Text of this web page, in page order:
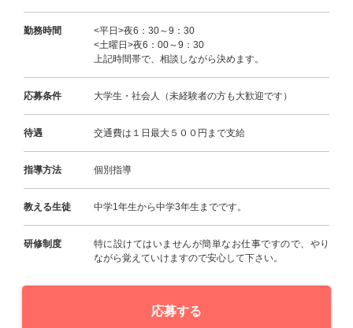
勤務時間
<平日>夜6：30～9：30
<土曜日>夜6：00～9：30
上記時間帯で、相談しながら決めます。
応募条件 大学生・社会人（未経験者の方も大歓迎です）
待遇 交通費は１日最大５００円まで支給
指導方法 個別指導
教える生徒 中学1年生から中学3年生までです。
研修制度
特に設けてはいませんが簡単なお仕事ですので、やり
ながら覚えていけますので安心して下さい。
応募する